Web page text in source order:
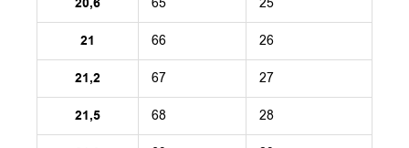
21 66 26
21,2 67 27
21,5 68 28